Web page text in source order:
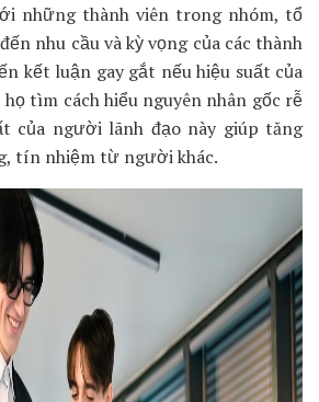
những thành viên trong nhóm, tổ
nhu cầu và kỳ vọng của các thành
kết luận gay gắt nếu hiệu suất của
tìm cách hiểu nguyên nhân gốc rễ
của người lãnh đạo này giúp tăng
tín nhiệm từ người khác.